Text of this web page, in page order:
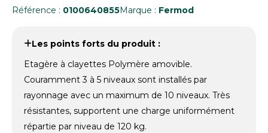
Référence : 0100640855Marque : Fermod
Les points forts du produit :
Etagère à clayettes Polymère amovible.
Couramment 3 à 5 niveaux sont installés par
rayonnage avec un maximum de 10 niveaux. Très
résistantes, supportent une charge uniformément
répartie par niveau de 120 kg.